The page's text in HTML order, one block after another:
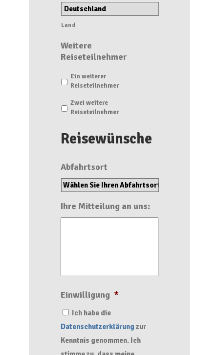
Land
Weitere
Reiseteilnehmer
Ein weiterer
Reiseteilnehmer
Zwei weitere
Reiseteilnehmer
Reisewünsche
Abfahrtsort
Ihre Mitteilung an uns:
Einwilligung *
Ich habe die
Datenschutzerklärungzur
Kenntnis genommen. Ich